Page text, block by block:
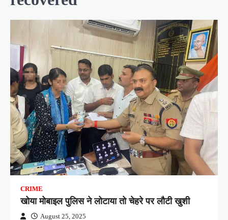
CRIME
खोया मोबाइल पुलिस ने लोटाया तो चेहरे पर लौटी खुशी
August 25, 2025